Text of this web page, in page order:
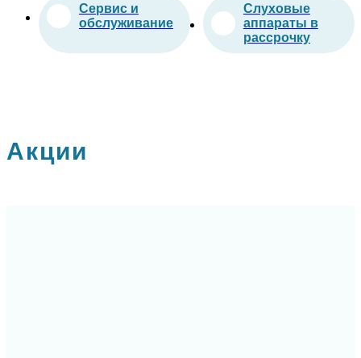
Сервис и
обслуживание
Слуховые
аппараты в
рассрочку
Акции